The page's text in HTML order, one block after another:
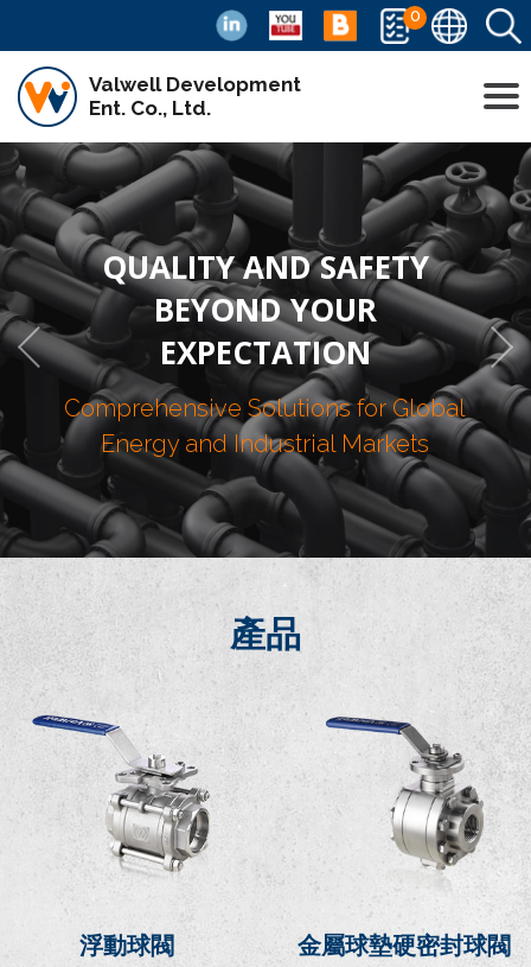
Valwell Development
Ent. Co., Ltd.
0
QUALITY AND SAFETY
BEYOND YOUR
EXPECTATION
Comprehensive Solutions for Global
Energy and Industrial Markets
產品
浮動球閥
金屬球墊硬密封球閥